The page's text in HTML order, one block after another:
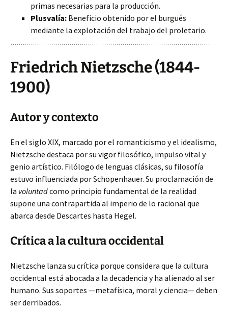
primas necesarias para la producción.
Plusvalía: Beneficio obtenido por el burgués
mediante la explotación del trabajo del proletario.
Friedrich Nietzsche (1844-
1900)
Autor y contexto
En el siglo XIX, marcado por el romanticismo y el idealismo,
Nietzsche destaca por su vigor filosófico, impulso vital y
genio artístico. Filólogo de lenguas clásicas, su filosofía
estuvo influenciada por Schopenhauer. Su proclamación de
la voluntadcomo principio fundamental de la realidad
supone una contrapartida al imperio de lo racional que
abarca desde Descartes hasta Hegel.
Crítica a la cultura occidental
Nietzsche lanza su crítica porque considera que la cultura
occidental está abocada a la decadencia y ha alienado al ser
humano. Sus soportes —metafísica, moral y ciencia— deben
ser derribados.